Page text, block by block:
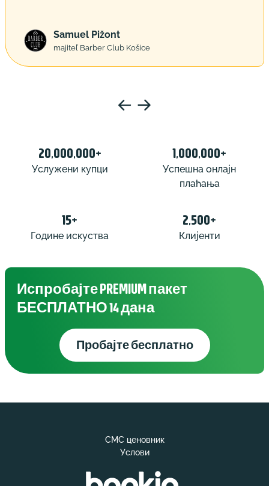
Samuel Pižont
majiteľ Barber Club Košice
20,000,000+
Услужени купци
1,000,000+
Успешна онлајн
плаћања
15+
Године искуства
2,500+
Клијенти
Испробајте PREMIUM пакет
БЕСПЛАТНО 14 дана
Пробајте бесплатно
СМС ценовник
Услови